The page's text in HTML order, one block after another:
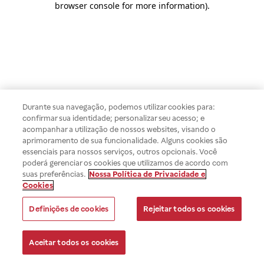
browser console for more information).
Durante sua navegação, podemos utilizar cookies para:
confirmar sua identidade; personalizar seu acesso; e
acompanhar a utilização de nossos websites, visando o
aprimoramento de sua funcionalidade. Alguns cookies são
essenciais para nossos serviços, outros opcionais. Você
poderá gerenciar os cookies que utilizamos de acordo com
suas preferências. Nossa Política de Privacidade e
Cookies
Definições de cookies Rejeitar todos os cookies
Aceitar todos os cookies